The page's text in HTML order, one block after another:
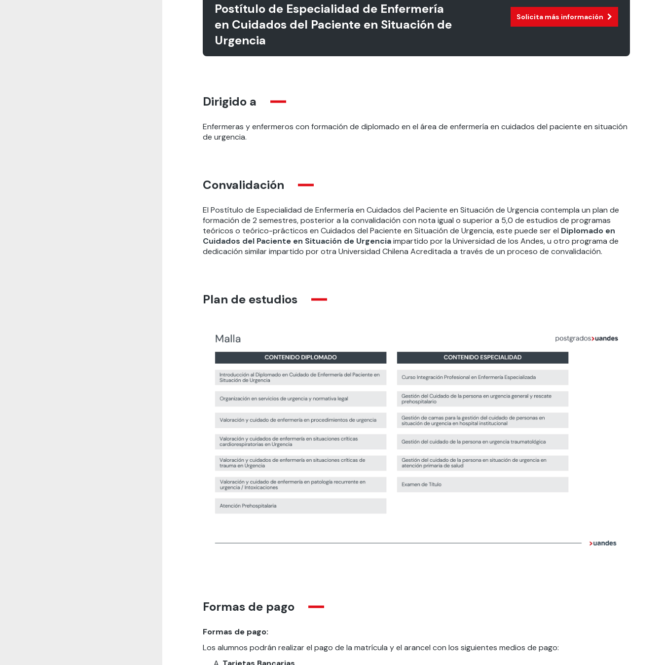
Postítulo de Especialidad de Enfermería
en Cuidados del Paciente en Situación de
Urgencia
Solicita más información
Dirigido a
Enfermeras y enfermeros con formación de diplomado en el área de enfermería en cuidados del paciente en situación
de urgencia.
Convalidación
El Postítulo de Especialidad de Enfermería en Cuidados del Paciente en Situación de Urgencia contempla un plan de
formación de 2 semestres, posterior a la convalidación con nota igual o superior a 5,0 de estudios de programas
teóricos o teórico-prácticos en Cuidados del Paciente en Situación de Urgencia, este puede ser el Diplomado en
Cuidados del Paciente en Situación de Urgenciaimpartido por la Universidad de los Andes, u otro programa de
dedicación similar impartido por otra Universidad Chilena Acreditada a través de un proceso de convalidación.
Plan de estudios
Formas de pago
Formas de pago:
Los alumnos podrán realizar el pago de la matrícula y el arancel con los siguientes medios de pago: